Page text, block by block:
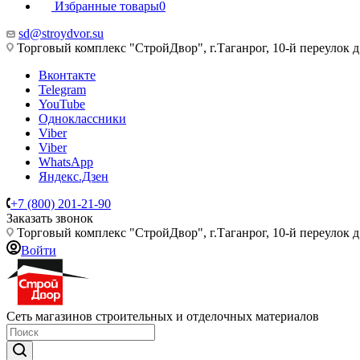
Избранные товары0
sd@stroydvor.su
Торговый комплекс "СтройДвор", г.Таганрог, 10-й переулок
Вконтакте
Telegram
YouTube
Одноклассники
Viber
Viber
WhatsApp
Яндекс.Дзен
+7 (800) 201-21-90
Заказать звонок
Торговый комплекс "СтройДвор", г.Таганрог, 10-й переулок
Войти
Сеть магазинов строительных и отделочных материалов